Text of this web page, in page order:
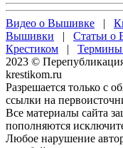
Видео о Вышивке |
Вышивки | Статьи о
Крестиком |
2023 ©
krestikom.ru
Разрешается только с
ссылки на
Все материалы сайта
пополняются
Любое нарушение